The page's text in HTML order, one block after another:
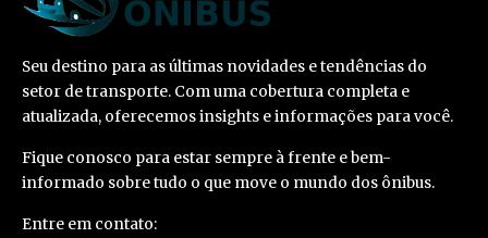
Seu destino para as últimas novidades e tendências do
setor de transporte. Com uma cobertura completa e
atualizada, oferecemos insights e informações para você.
Fique conosco para estar sempre à frente e bem-
informado sobre tudo o que move o mundo dos ônibus.
Entre em contato: